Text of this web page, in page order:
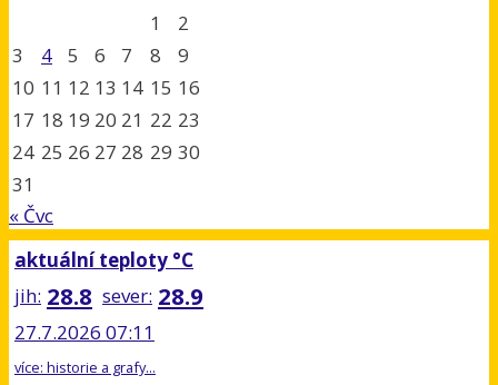
1
2
3
4 5 6 7 8
9
10 11 12 13 14 15 16
17 18 19 20 21 22 23
24 25 26 27 28 29 30
31
« Čvc
aktuální teploty °C
jih: 28.8 sever: 28.9
27.7.2026 07:11
více: historie a grafy...